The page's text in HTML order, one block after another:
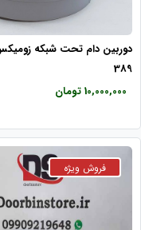
389
10,000,000 تومان